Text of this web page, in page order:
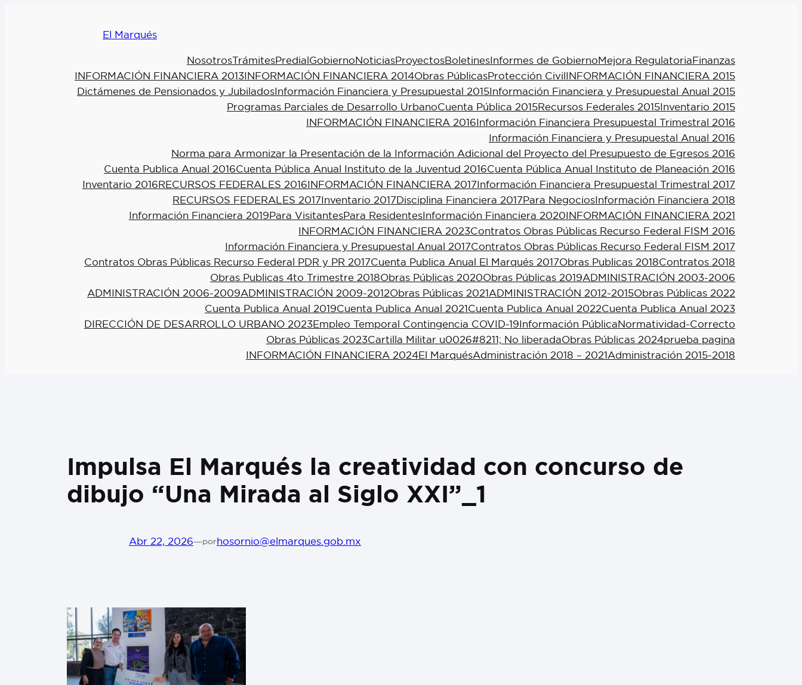
El Marqués
NosotrosTrámitesPredialGobiernoNoticiasProyectosBoletinesInformes de GobiernoMejora RegulatoriaFinanzas
INFORMACIÓN FINANCIERA 2013INFORMACIÓN FINANCIERA 2014Obras PúblicasProtección CivilINFORMACIÓN FINANCIERA 2015
Dictámenes de Pensionados y JubiladosInformación Financiera y Presupuestal 2015Información Financiera y Presupuestal Anual 2015
Programas Parciales de Desarrollo UrbanoCuenta Pública 2015Recursos Federales 2015Inventario 2015
INFORMACIÓN FINANCIERA 2016Información Financiera Presupuestal Trimestral 2016
Información Financiera y Presupuestal Anual 2016
Norma para Armonizar la Presentación de la Información Adicional del Proyecto del Presupuesto de Egresos 2016
Cuenta Publica Anual 2016Cuenta Pública Anual Instituto de la Juventud 2016Cuenta Pública Anual Instituto de Planeación 2016
Inventario 2016RECURSOS FEDERALES 2016INFORMACIÓN FINANCIERA 2017Información Financiera Presupuestal Trimestral 2017
RECURSOS FEDERALES 2017Inventario 2017Disciplina Financiera 2017Para NegociosInformación Financiera 2018
Información Financiera 2019Para VisitantesPara ResidentesInformación Financiera 2020INFORMACIÓN FINANCIERA 2021
INFORMACIÓN FINANCIERA 2023Contratos Obras Públicas Recurso Federal FISM 2016
Información Financiera y Presupuestal Anual 2017Contratos Obras Públicas Recurso Federal FISM 2017
Contratos Obras Públicas Recurso Federal PDR y PR 2017Cuenta Publica Anual El Marqués 2017Obras Publicas 2018Contratos 2018
Obras Publicas 4to Trimestre 2018Obras Públicas 2020Obras Públicas 2019ADMINISTRACIÓN 2003-2006
ADMINISTRACIÓN 2006-2009ADMINISTRACIÓN 2009-2012Obras Públicas 2021ADMINISTRACIÓN 2012-2015Obras Públicas 2022
Cuenta Publica Anual 2019Cuenta Publica Anual 2021Cuenta Publica Anual 2022Cuenta Publica Anual 2023
DIRECCIÓN DE DESARROLLO URBANO 2023Empleo Temporal Contingencia COVID-19Información PúblicaNormatividad-Correcto
Obras Públicas 2023Cartilla Militar u0026#8211; No liberadaObras Públicas 2024prueba pagina
INFORMACIÓN FINANCIERA 2024El MarquésAdministración 2018 – 2021Administración 2015-2018
Impulsa El Marqués la creatividad con concurso de
dibujo “Una Mirada al Siglo XXI”_1
Abr 22, 2026—porhosornio@elmarques.gob.mx